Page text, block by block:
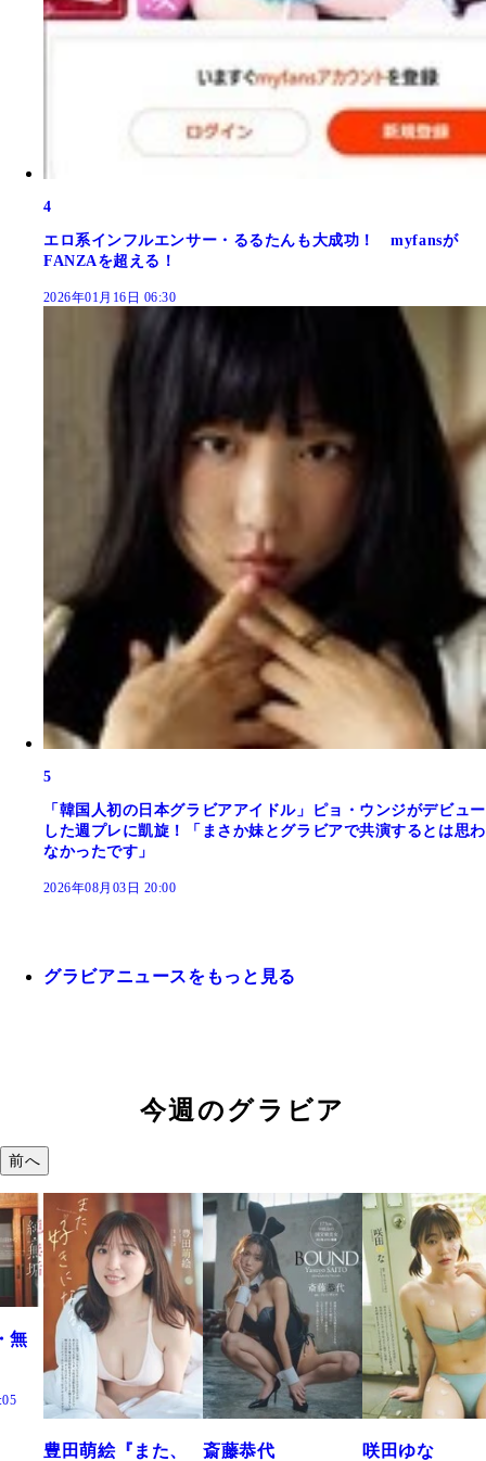
4
エロ系インフルエンサー・るるたんも大成功！ myfansが
FANZAを超える！
2026年01月16日 06:30
5
「韓国人初の日本グラビアアイドル」ピョ・ウンジがデビュー
した週プレに凱旋！「まさか妹とグラビアで共演するとは思わ
なかったです」
2026年08月03日 20:00
グラビアニュースをもっと見る
今週のグラビア
前へ
た、
斎藤恭代
咲田ゆな
藤水咲桜『